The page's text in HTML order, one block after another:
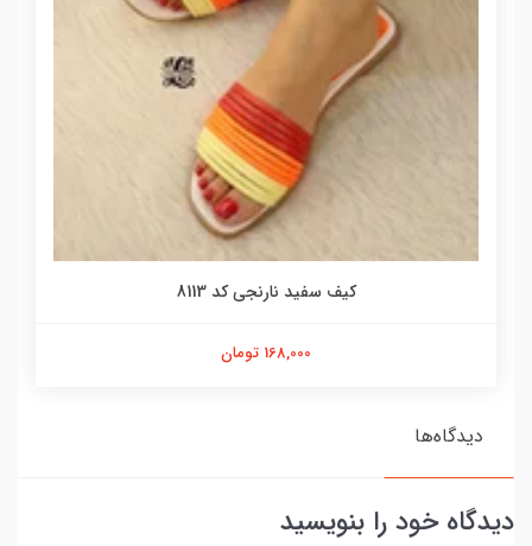
کیف سفید نارنجی کد 8113
168,000 تومان
دیدگاه‌ها
دیدگاه خود را بنویسید